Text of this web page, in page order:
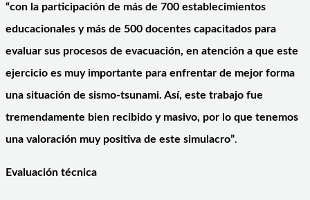
“con la participación de más de 700 establecimientos
educacionales y más de 500 docentes capacitados para
evaluar sus procesos de evacuación, en atención a que este
ejercicio es muy importante para enfrentar de mejor forma
una situación de sismo-tsunami. Así, este trabajo fue
tremendamente bien recibido y masivo, por lo que tenemos
una valoración muy positiva de este simulacro”.
Evaluación técnica